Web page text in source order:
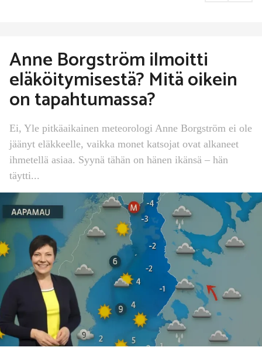
Anne Borgström ilmoitti
eläköitymisestä? Mitä oikein
on tapahtumassa?
Ei, Yle pitkäaikainen meteorologi Anne Borgström ei ole
jäänyt eläkkeelle, vaikka monet katsojat ovat alkaneet
ihmetellä asiaa. Syynä tähän on hänen ikänsä – hän
täytti...